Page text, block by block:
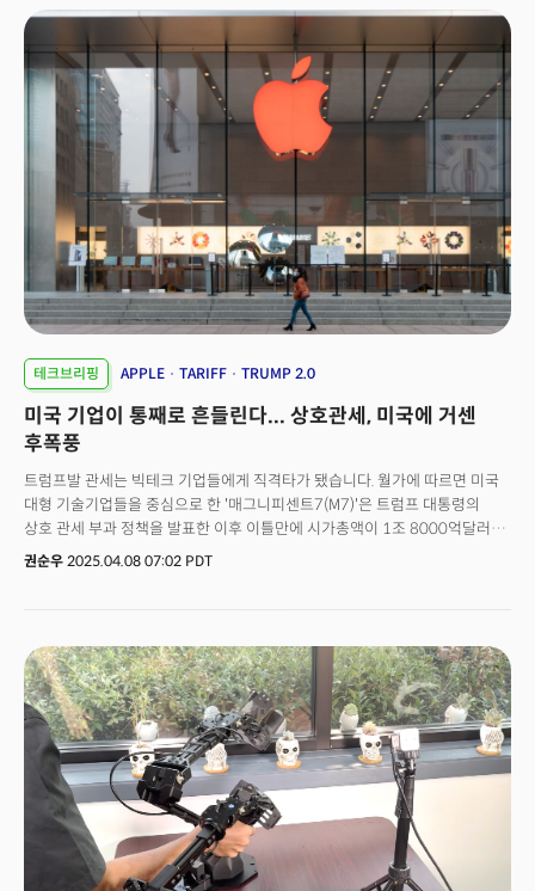
(Raptor) 3 엔진 테스트 등 기술 진전 확인할 예정입니다. 이미 미 항공당국
(FAA)은 최근 실패를 반영해 위험구역(hazard zone)을 확대 지정한 바
있습니다. 🎯주목해야 할 이유- 화성 로드맵의 분수령: 이번 시험도 실패할
경우, 머스크의 화성 유인 탐사 실현 가능성에 대한 신뢰도 급락할 수
있습니다. 머스크는 오는 2026년 로봇을 먼저 화성에 보내겠다는 야심찬
계획을 세우고 있습니다. - 나사(NASA) 계약에 직결: 스타십은 나사(NASA)의
달 착륙 미션(총 계약금 40억 달러)의 핵심 우주선입니다. - 민간 우주선 최대
규모: 스타십은 인류가 만든 가장 크고 강력한 우주 발사체로, 개발 난이도도
최고 수준으로 알려져있습니다. - 규제환경 변화: FAA는 스페이스X의 연간
5회였던 발사 허용 횟수를 25회로 확대 승인한 바 있습니다. 💡테이크어웨이
- 연속된 실패에도 불구하고 스페이스X는 재사용 로켓 기술 고도화를 통해
장기적 목표에 다가가고 있습니다. - '실패에서 학습하는 실험 기반 개발방식
(Rapid Iteration)'이라는 스페이스X의 핵심 전략의 성공 여부를 확인할 수
있을 것으로 기대를 모으고있습니다. - 일론 머스크 CEO는 "연내 스타십과
확장 포인트 - 정치 대신 우주로: 최근 미국 정치 개입을 줄이며 본업인 우주
개발에 집중하는 일론 머스크의 방향 전환이 주목됩니다.- 민간 우주 경쟁
격화: 블루 오리진, 유럽, 중국 등도 중형 및 대형 로켓 개발을 가속화하며
경쟁이 심화되고 있습니다.- 우주 인터넷 사업과 연결: 스타십은 향후
우주 인프라 선점 경쟁: 궤도 내 연료 보급, 재사용 로켓 완성 등은 향후 달 및
화성 거점 확보에 결정적인 요소로 작용할 것입니다. - 애플 vs 스페이스X...
위성 통신 주도권 경쟁: 애플은 글로벌스타(Globalstar)와의 협력을 통해
아이폰의 위성 기반 긴급 메시지 기능을 확대하고 있습니다. 이에 앞서 일론
공개했습니다. - 스페이스X는 글로벌스타가 보유한 전파 주파수 사용권에
대해 법적으로 문제삼기 시작했습니다. 위성통신 분야에서 애플과
스페이스X가 맞붙게 된 상황입니다.제한된 스펙트럼 자원을 둘러싼 양사간
갈등이 커지고 있는 가운데 향후 위성 통신 시장의 주도권을 결정짓는 중요한
변수로 작용할 것으로 예상됩니다.
테크브리핑 APPLE TARIFF TRUMP 2.0
미국 기업이 통째로 흔들린다... 상호관세, 미국에 거센
후폭풍
트럼프발 관세는 빅테크 기업들에게 직격타가 됐습니다. 월가에 따르면 미국
대형 기술기업들을 중심으로 한 '매그니피센트7(M7)'은 트럼프 대통령의
상호 관세 부과 정책을 발표한 이후 이틀만에 시가총액이 1조 8000억달러나
증발했습니다. 트럼프 당선을 앞두고 잇따라 우편향으로 돌아선
베이조스 재산도 235억달러가 줄었습니다. 업계에서는 "트럼프 취임식에
수백만 달러를 기부해놓고도 수조 원의 손실로 되돌아왔다"는 지적이
나옵니다. 빅테크 기업 중 하나인 애플도 손실을 입은 대표적인 기업 중
하나인데요. 주요 생산시설을 중국에 둔 탓에 관세 후폭풍에 직면할 것으로
예상됩니다. 7일(현지시간) 나인투파이브맥 등에 따르면 애플은 브라질의
아이폰 생산 시설을 확대하는 방안을 고려중인 것으로 알려졌는데요. 애플은
현재 중국에서 아이폰의 90%를 생산하고 있습니다. 이번 관세 정책에 따른
세율은 중국 제조 제품에 대해 54%가 부과될 전망입니다. 이 때문에 관세가
아이폰 가격 인상으로 이어질 것이라는 전망도 나오는데요. 원가가 1.5배가
오를 가능성이 있다고 월스트리트저널(WSJ)은 보도했습니다. 이번 관세
조치가 인공지능(AI) 인프라 구축에 수십억 달러를 투자하려는 빅테크
권순우 2025.04.08 07:02 PDT